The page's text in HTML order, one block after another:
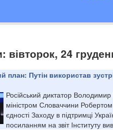
вівторок, 24
план: Путін використав
Російський диктатор Володимир
міністром Словаччини
єдності Заходу в підтримці
посиланням на звіт Інституту